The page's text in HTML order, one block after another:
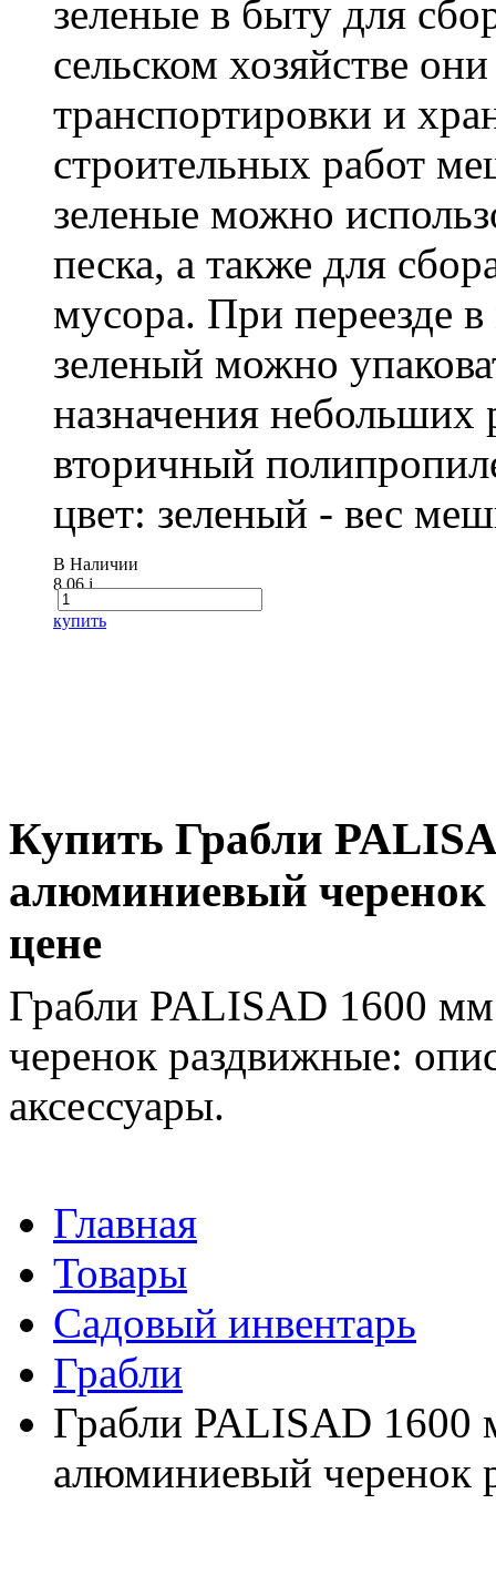
зеленые в быту для
сельском хозяйстве
транспортировки и
строительных работ
зеленые можно
песка, а также для
мусора. При переезде
зеленый можно
назначения небольших
вторичный
цвет: зеленый - вес
В Наличии
8.06i
купить
Купить Грабли
алюминиевый
цене
Грабли PALISAD 1600
черенок раздвижные:
аксессуары.
Главная
Товары
Садовый инвентарь
Грабли
Грабли PALISAD 1600
алюминиевый черенок